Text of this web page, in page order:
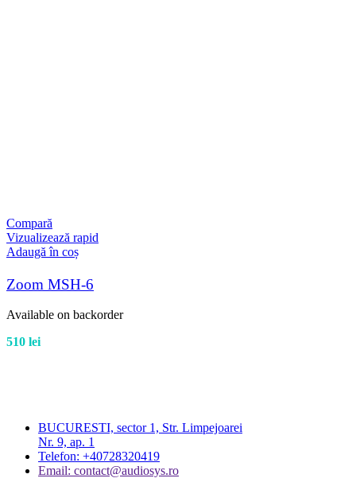
Compară
Vizualizează rapid
Adaugă în coș
Zoom MSH-6
Available on backorder
510 lei
BUCURESTI, sector 1, Str. Limpejoarei
Nr. 9, ap. 1
Telefon: +40728320419
Email: contact@audiosys.ro